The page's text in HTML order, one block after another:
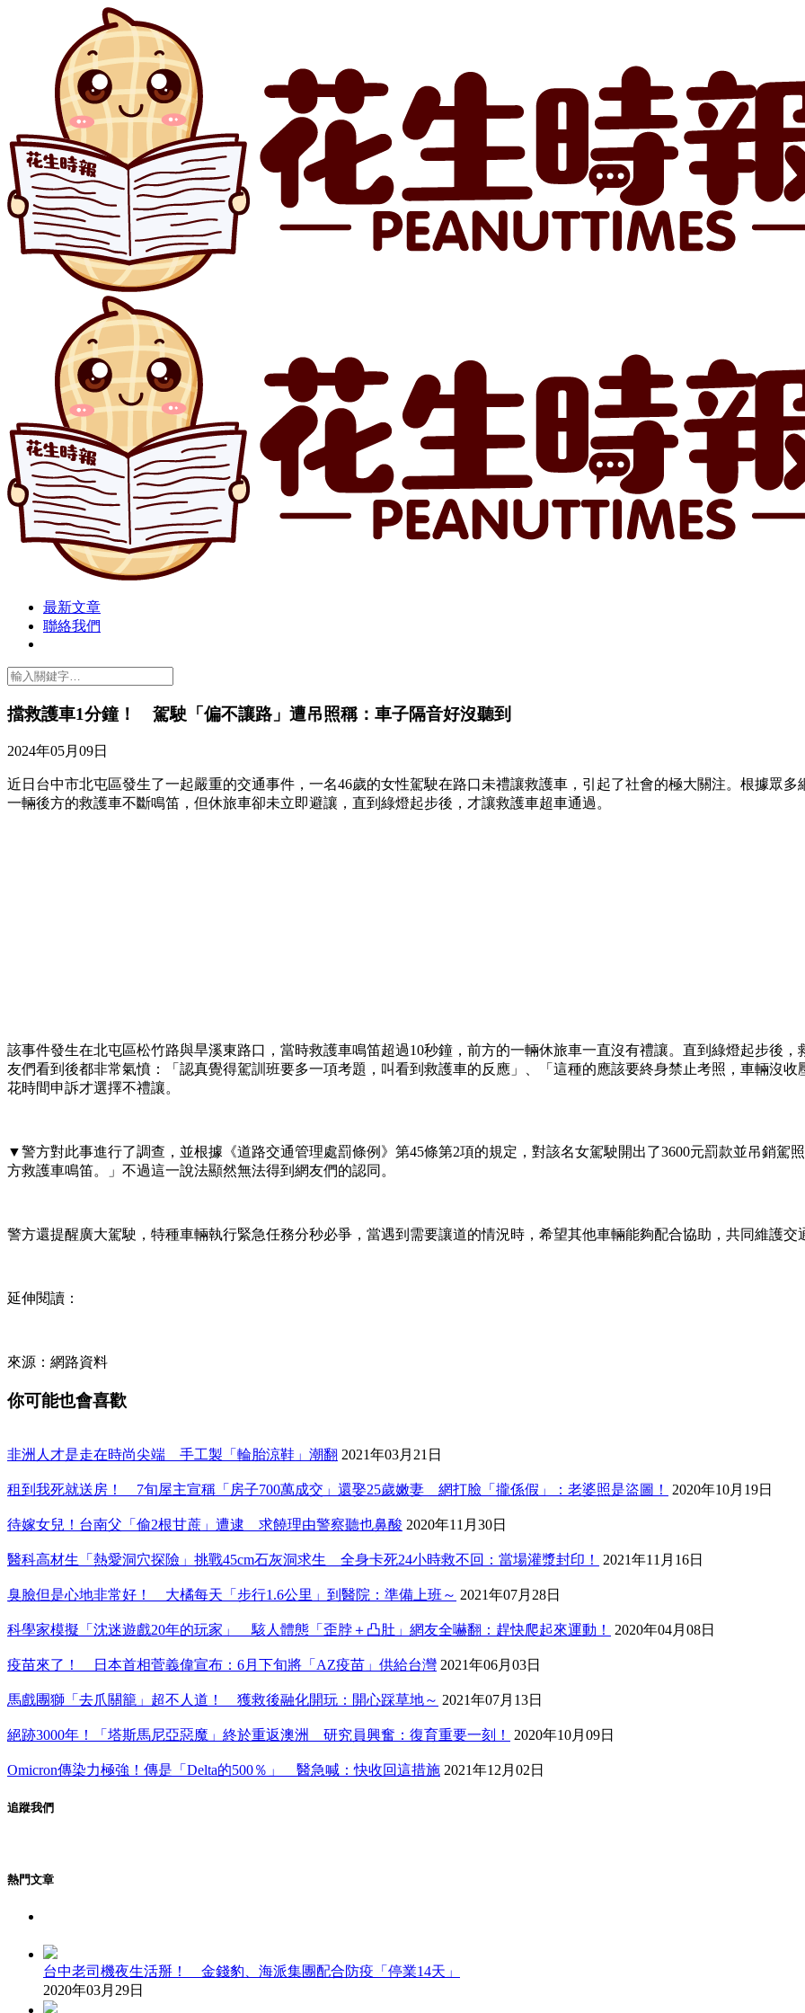
最新文章
聯絡我們
擋救護車1分鐘！ 駕駛「偏不讓路」遭吊照稱：車子隔音好沒聽到
2024年05月09日
近日台中市北屯區發生了一起嚴重的交通事件，一名46歲的女性駕駛在路口未禮讓救護車，引起了社會的極大關注。根據眾
一輛後方的救護車不斷鳴笛，但休旅車卻未立即避讓，直到綠燈起步後，才讓救護車超車通過。
該事件發生在北屯區松竹路與旱溪東路口，當時救護車鳴笛超過10秒鐘，前方的一輛休旅車一直沒有禮讓。直到綠燈起步後
友們看到後都非常氣憤：「認真覺得駕訓班要多一項考題，叫看到救護車的反應」、「這種的應該要終身禁止考照，車輛沒
花時間申訴才選擇不禮讓。
▼警方對此事進行了調查，並根據《道路交通管理處罰條例》第45條第2項的規定，對該名女駕駛開出了3600元罰款並吊銷駕
方救護車鳴笛。」不過這一說法顯然無法得到網友們的認同。
警方還提醒廣大駕駛，特種車輛執行緊急任務分秒必爭，當遇到需要讓道的情況時，希望其他車輛能夠配合協助，共同維護交
延伸閱讀：
來源：網路資料
你可能也會喜歡
非洲人才是走在時尚尖端 手工製「輪胎涼鞋」潮翻 2021年03月21日
租到我死就送房！ 7旬屋主宣稱「房子700萬成交」還娶25歲嫩妻 網打臉「攏係假」：老婆照是盜圖！ 2020年10月19日
待嫁女兒！台南父「偷2根甘蔗」遭逮 求饒理由警察聽也鼻酸 2020年11月30日
醫科高材生「熱愛洞穴探險」挑戰45cm石灰洞求生 全身卡死24小時救不回：當場灌漿封印！ 2021年11月16日
臭臉但是心地非常好！ 大橘每天「步行1.6公里」到醫院：準備上班～ 2021年07月28日
科學家模擬「沈迷遊戲20年的玩家」 駭人體態「歪脖＋凸肚」網友全嚇翻：趕快爬起來運動！ 2020年04月08日
疫苗來了！ 日本首相菅義偉宣布：6月下旬將「AZ疫苗」供給台灣 2021年06月03日
馬戲團獅「去爪關籠」超不人道！ 獲救後融化開玩：開心踩草地～ 2021年07月13日
絕跡3000年！「塔斯馬尼亞惡魔」終於重返澳洲 研究員興奮：復育重要一刻！ 2020年10月09日
Omicron傳染力極強！傳是「Delta的500％」 醫急喊：快收回這措施 2021年12月02日
追蹤我們
熱門文章
台中老司機夜生活掰！ 金錢豹、海派集團配合防疫「停業14天」
2020年03月29日